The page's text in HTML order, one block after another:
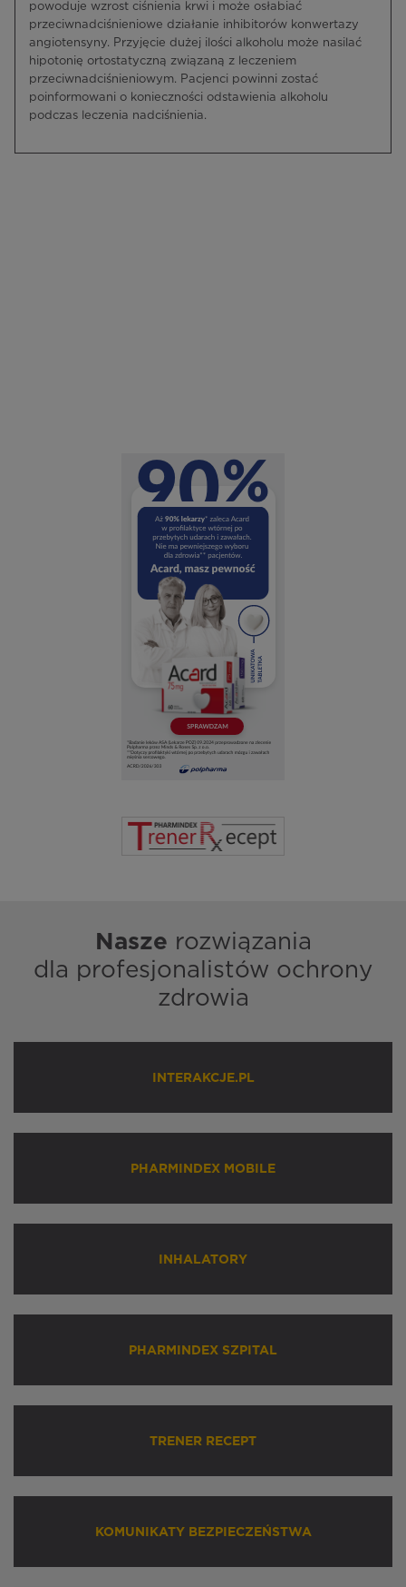
powoduje wzrost ciśnienia krwi i może osłabiać
przeciwnadciśnieniowe działanie inhibitorów konwertazy
angiotensyny. Przyjęcie dużej ilości alkoholu może nasilać
hipotonię ortostatyczną związaną z leczeniem
przeciwnadciśnieniowym. Pacjenci powinni zostać
poinformowani o konieczności odstawienia alkoholu
podczas leczenia nadciśnienia.
Nasze rozwiązania
dla profesjonalistów ochrony
zdrowia
INTERAKCJE.PL
PHARMINDEX MOBILE
INHALATORY
PHARMINDEX SZPITAL
TRENER RECEPT
KOMUNIKATY BEZPIECZEŃSTWA